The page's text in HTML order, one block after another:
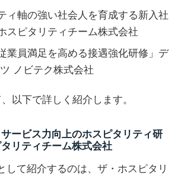
ィ軸の強い社会人を育成する新入社
スピタリティチーム株式会社
業員満足を高める接遇強化研修」デ
ノビテク株式会社
以下で詳しく紹介します。
サービス力向上のホスピタリティ研
リティチーム株式会社
して紹介するのは、ザ・ホスピタリ